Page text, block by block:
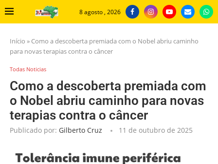
8 agosto , 2026
Início » Como a descoberta premiada com o Nobel abriu caminho
para novas terapias contra o câncer
Todas Noticias
Como a descoberta premiada com
o Nobel abriu caminho para novas
terapias contra o câncer
Publicado por: Gilberto Cruz 11 de outubro de 2025